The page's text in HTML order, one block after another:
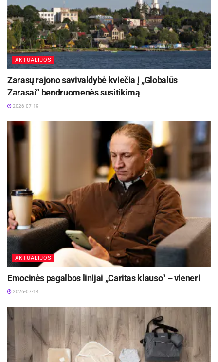
AKTUALIJOS
Zarasų rajono savivaldybė kviečia į „Globalūs
Zarasai“ bendruomenės susitikimą
2026-07-19
AKTUALIJOS
Emocinės pagalbos linijai „Caritas klauso“ – vieneri
2026-07-14